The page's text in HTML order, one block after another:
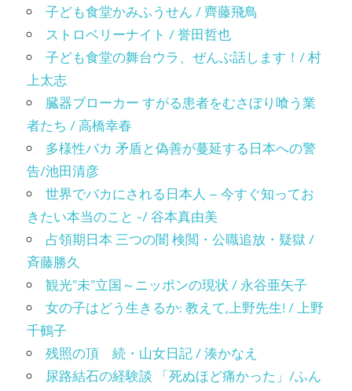
子ども食堂かみふうせん / 齊藤飛鳥
ストロベリーナイト / 誉田哲也
子ども食堂の舞台ウラ、ぜんぶ話します！/ 村
上太志
臓器ブローカー すがる患者をむさぼり喰う業
者たち / 高橋幸春
多様性バカ 矛盾と偽善が蔓延する日本への警
告/池田清彦
世界でバカにされる日本人 – 今すぐ知ってお
きたい本当のこと -/ 谷本真由美
占領期日本 三つの闇 検閲・公職追放・疑獄 /
斉藤勝久
観光”未”立国～ニッポンの現状 / 永谷亜矢子
女の子はどう生きるか: 教えて,上野先生! / 上野
千鶴子
残照の頂 続・山女日記 / 湊かなえ
尿路結石の経験談 「死ぬほど痛かった」/ふん